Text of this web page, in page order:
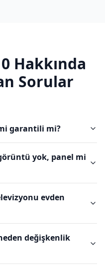
Hakkında
Sorular
garantili mi?
yok, panel mi
evden
değişkenlik